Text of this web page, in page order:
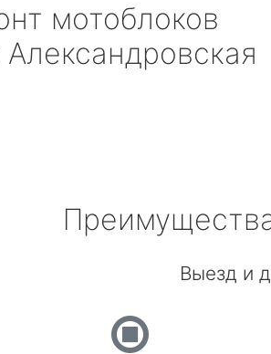
мотоблоков
Александровская
Выезд и